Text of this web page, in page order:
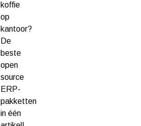
koffie
op
kantoor?
De
beste
open
source
ERP-
pakketten
in één